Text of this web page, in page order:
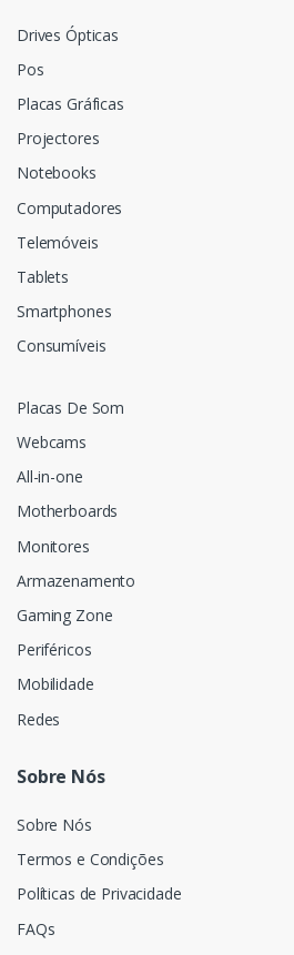
Drives Ópticas
Pos
Placas Gráficas
Projectores
Notebooks
Computadores
Telemóveis
Tablets
Smartphones
Consumíveis
Placas De Som
Webcams
All-in-one
Motherboards
Monitores
Armazenamento
Gaming Zone
Periféricos
Mobilidade
Redes
Sobre Nós
Sobre Nós
Termos e Condições
Políticas de Privacidade
FAQs